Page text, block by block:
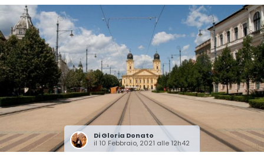
DiGloria Donato
il 10 Febbraio, 2021 alle 12h42